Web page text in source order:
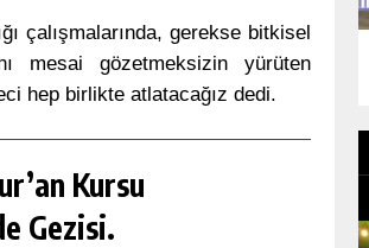
çalışmalarında, gerekse bitkisel
mesai gözetmeksizin yürüten
hep birlikte atlatacağız dedi.
Kursu
Gezisi.